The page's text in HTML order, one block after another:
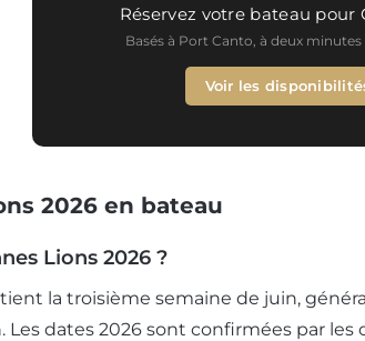
Réservez votre bateau pour
Basés à Port Canto, à deux minutes
Voir les
2026 en bateau
Lions 2026 ?
la troisième semaine de juin,
Les dates 2026 sont confirmées par les